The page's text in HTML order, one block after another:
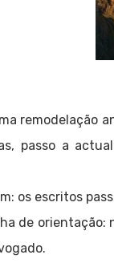
remodelação
passo a
os escritos
de